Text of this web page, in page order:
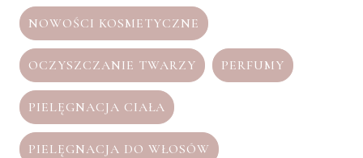
NOWOŚCI KOSMETYCZNE
OCZYSZCZANIE TWARZY PERFUMY
PIELĘGNACJA CIAŁA
PIELĘGNACJA DO WŁOSÓW